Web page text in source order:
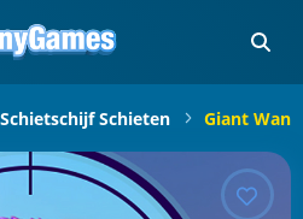
Schietschijf Schieten Giant